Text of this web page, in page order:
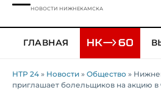
НОВОСТИ НИЖНЕКАМСКА
ГЛАВНАЯ
НТР 24 » Новости » Общество »
приглашает болельщиков на акцию